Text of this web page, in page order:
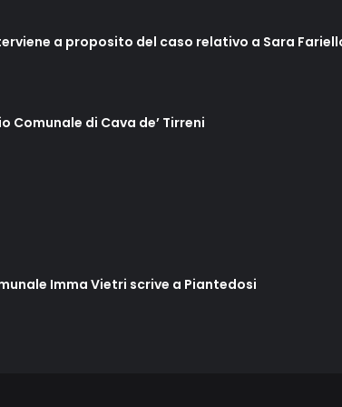
a proposito del caso relativo a Sara
Comunale di Cava de’ Tirreni
Imma Vietri scrive a Piantedosi